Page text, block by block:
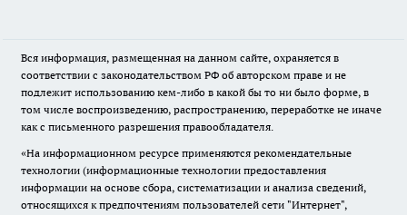
Вся информация, размещенная на данном сайте, охраняется в
соответствии с законодательством РФ об авторском праве и не
подлежит использованию кем-либо в какой бы то ни было форме, в
том числе воспроизведению, распространению, переработке не иначе
как с письменного разрешения правообладателя.
«На информационном ресурсе применяются рекомендательные
технологии (информационные технологии предоставления
информации на основе сбора, систематизации и анализа сведений,
относящихся к предпочтениям пользователей сети "Интернет",